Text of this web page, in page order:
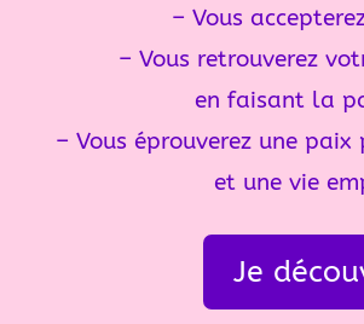
– Vous
– Vous retrouverez
en faisant la
– Vous éprouverez une
et une vie
Je